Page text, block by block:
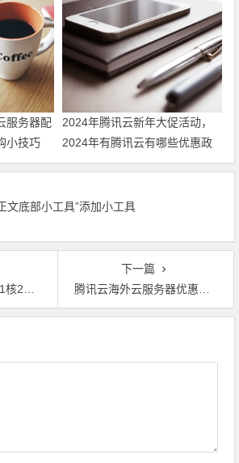
服务器配
小技巧
2024年腾讯云新年大促活动，
2024年有腾讯云有哪些优惠政
策 领最新代金券
文底部小工具”添加小工具
元
下一篇
腾讯云海外云服务器优惠活动！海外云服务器2折起